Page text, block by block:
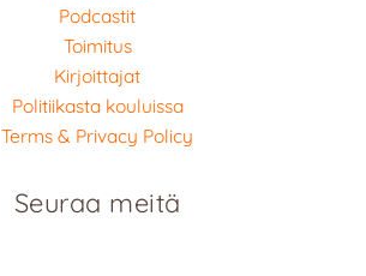
Podcastit
Toimitus
Kirjoittajat
Politiikasta kouluissa
Terms & Privacy Policy
Seuraa meitä